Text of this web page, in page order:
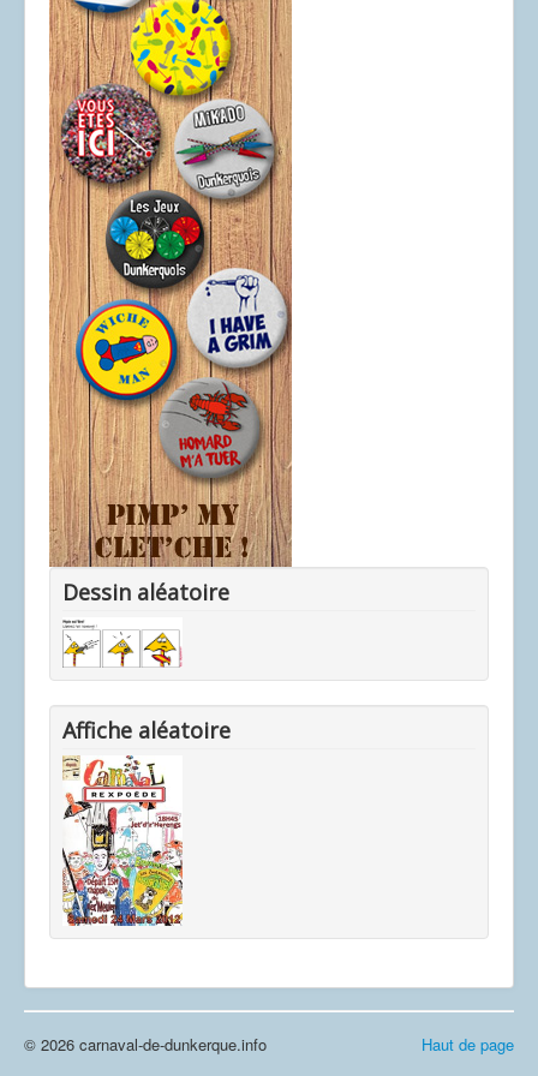
Dessin aléatoire
Affiche aléatoire
Haut de page
© 2026 carnaval-de-dunkerque.info